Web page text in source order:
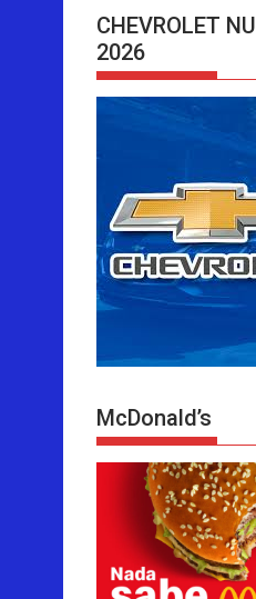
CHEVROLET
2026
McDonald’s